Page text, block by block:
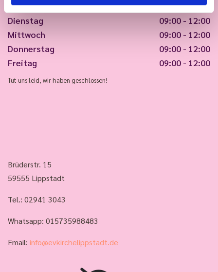
Montag
09:00 - 12:00
Dienstag
09:00 - 12:00
Mittwoch
09:00 - 12:00
Donnerstag
09:00 - 12:00
Freitag
09:00 - 12:00
Tut uns leid, wir haben geschlossen!
Brüderstr. 15
59555 Lippstadt
Tel.: 02941 3043
Whatsapp: 015735988483
Email: info@evkirchelippstadt.de